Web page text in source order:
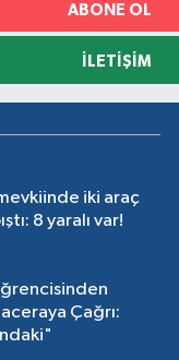
ABONE OL
İLETIŞIM
iki araç
8 yaralı var!
Çağrı: